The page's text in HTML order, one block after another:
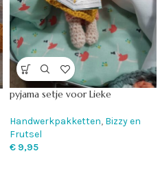
pyjama setje voor Lieke
Handwerkpakketten, Bizzy en
Frutsel
€ 9,95